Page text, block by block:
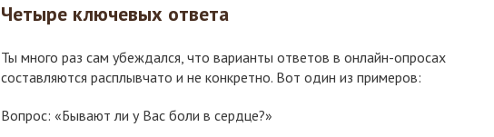
Четыре ключевых ответа
Ты много раз сам убеждался, что варианты ответов в онлайн-опросах
составляются расплывчато и не конкретно. Вот один из примеров:
Вопрос: «Бывают ли у Вас боли в сердце?»